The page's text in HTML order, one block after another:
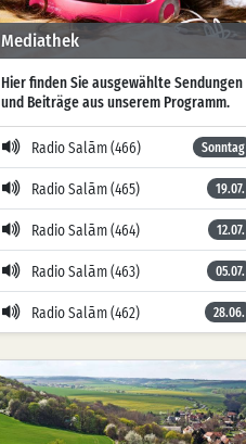
Mediathek
Hier finden Sie ausgewählte Sendungen
und Beiträge aus unserem Programm.
Radio Salām (466) Sonntag
Radio Salām (465) 19.07.
Radio Salām (464) 12.07.
Radio Salām (463) 05.07.
Radio Salām (462) 28.06.